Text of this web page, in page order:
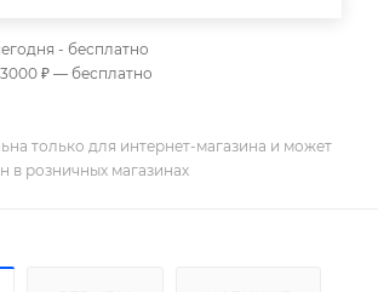
- бесплатно
₽ — бесплатно
только для интернет-магазина и может
в розничных магазинах